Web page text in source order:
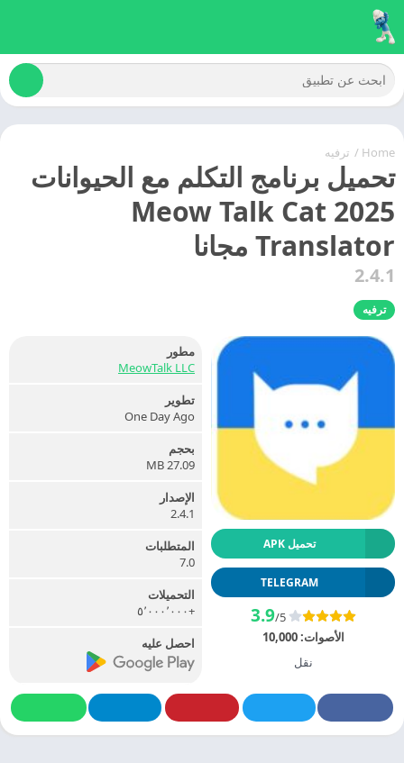
Home
/ ترفيه
تحميل برنامج التكلم مع الحيوانات
2025 Meow Talk Cat
Translator مجانا
2.4.1
ترفيه
تحميل APK
TELEGRAM
3.9/5
الأصوات:10,000
نقل
مطور
MeowTalk LLC
تطوير
One Day Ago
بحجم
27.09 MB
الإصدار
2.4.1
المتطلبات
7.0
التحميلات
+٥٬٠٠٠٬٠٠٠
احصل عليه